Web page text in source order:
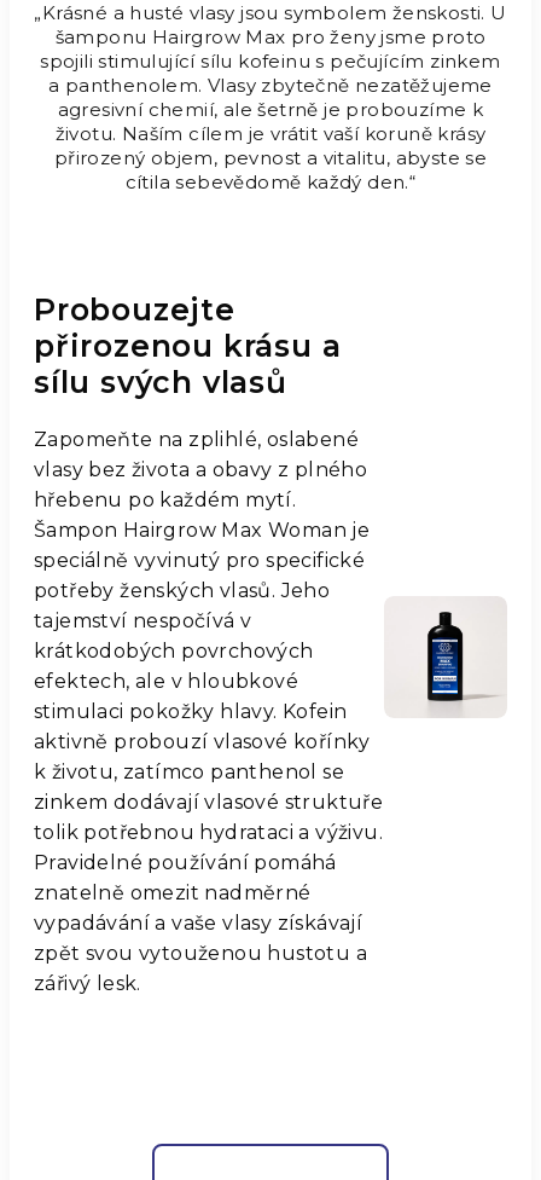
„Krásné a husté vlasy jsou symbolem ženskosti. U
šamponu Hairgrow Max pro ženy jsme proto
spojili stimulující sílu kofeinu s pečujícím zinkem
a panthenolem. Vlasy zbytečně nezatěžujeme
agresivní chemií, ale šetrně je probouzíme k
životu. Naším cílem je vrátit vaší koruně krásy
přirozený objem, pevnost a vitalitu, abyste se
cítila sebevědomě každý den.“
Probouzejte
přirozenou krásu a
sílu svých vlasů
Zapomeňte na zplihlé, oslabené
vlasy bez života a obavy z plného
hřebenu po každém mytí.
Šampon Hairgrow Max Woman je
speciálně vyvinutý pro specifické
potřeby ženských vlasů. Jeho
tajemství nespočívá v
krátkodobých povrchových
efektech, ale v hloubkové
stimulaci pokožky hlavy. Kofein
aktivně probouzí vlasové kořínky
k životu, zatímco panthenol se
zinkem dodávají vlasové struktuře
tolik potřebnou hydrataci a výživu.
Pravidelné používání pomáhá
znatelně omezit nadměrné
vypadávání a vaše vlasy získávají
zpět svou vytouženou hustotu a
zářivý lesk.